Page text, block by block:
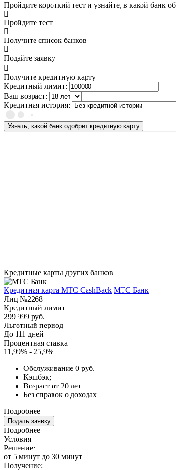
Пройдите короткий тест и узнайте, в какой банк
Пройдите тест
Получите список банков
Подайте заявку
Получите кредитную карту
Кредитный лимит:
Ваш возраст:
Кредитная история:
Узнать, какой банк одобрит кредитную карту
Кредитные карты других банков
Кредитная карта МТС CashBack МТС Банк
Лиц №2268
Кредитный лимит
299 999 руб.
Льготный период
До 111 дней
Процентная ставка
11,99% - 25,9%
Обслуживание 0 руб.
Кэшбэк;
Возраст от 20 лет
Без справок о доходах
Подробнее
Подать заявку
Подробнее
Условия
Решение:
от 5 минут до 30 минут
Получение: